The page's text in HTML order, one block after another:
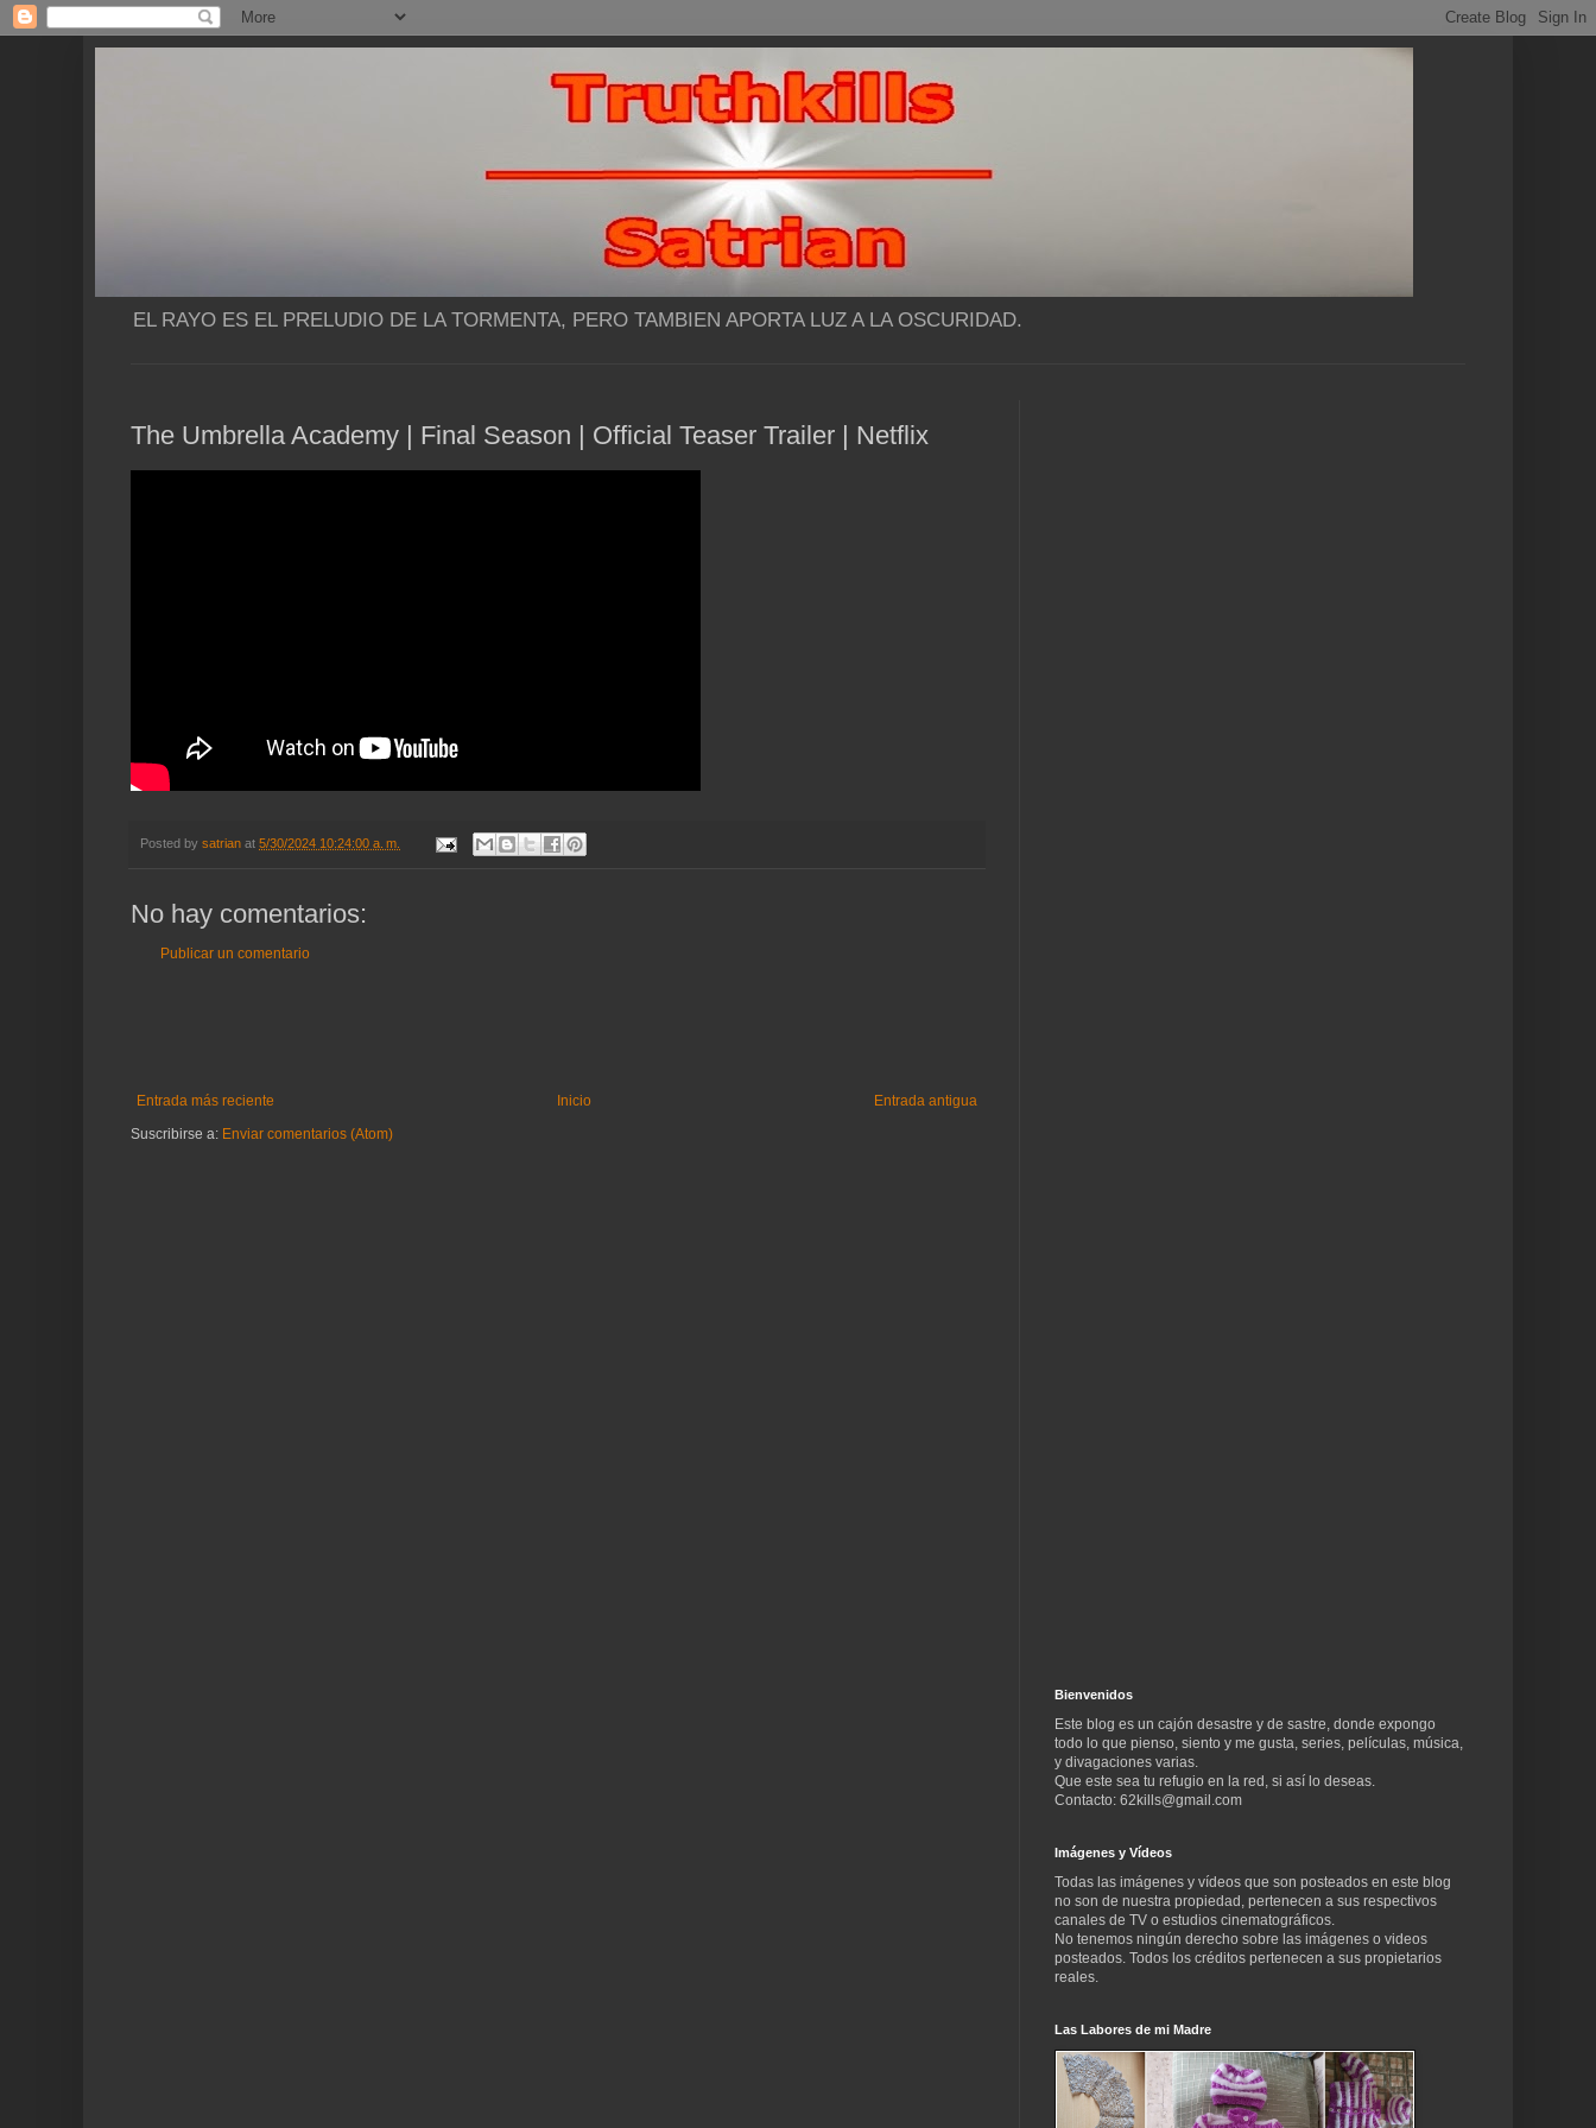
EL RAYO ES EL PRELUDIO DE LA TORMENTA, PERO TAMBIEN APORTA LUZ A LA OSCURIDAD.
The Umbrella Academy | Final Season | Official Teaser Trailer | Netflix
Posted by satrian at 5/30/2024 10:24:00 a. m.
No hay comentarios:
Publicar un comentario
Entrada más reciente Entrada antigua
Inicio
Suscribirse a: Enviar comentarios (Atom)
Bienvenidos
Este blog es un cajón desastre y de sastre, donde expongo
todo lo que pienso, siento y me gusta, series, películas, música,
y divagaciones varias.
Que este sea tu refugio en la red, si así lo deseas.
Contacto: 62kills@gmail.com
Imágenes y Vídeos
Todas las imágenes y vídeos que son posteados en este blog
no son de nuestra propiedad, pertenecen a sus respectivos
canales de TV o estudios cinematográficos.
No tenemos ningún derecho sobre las imágenes o videos
posteados. Todos los créditos pertenecen a sus propietarios
reales.
Las Labores de mi Madre